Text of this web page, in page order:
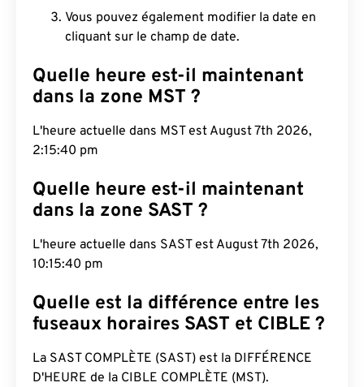
Vous pouvez également modifier la date en
cliquant sur le champ de date.
Quelle heure est-il maintenant
dans la zone MST ?
L'heure actuelle dans MST est August 7th 2026,
2:15:41 pm
Quelle heure est-il maintenant
dans la zone SAST ?
L'heure actuelle dans SAST est August 7th 2026,
10:15:41 pm
Quelle est la différence entre les
fuseaux horaires SAST et CIBLE ?
La SAST COMPLÈTE (SAST) est la DIFFÉRENCE
D'HEURE de la CIBLE COMPLÈTE (MST).